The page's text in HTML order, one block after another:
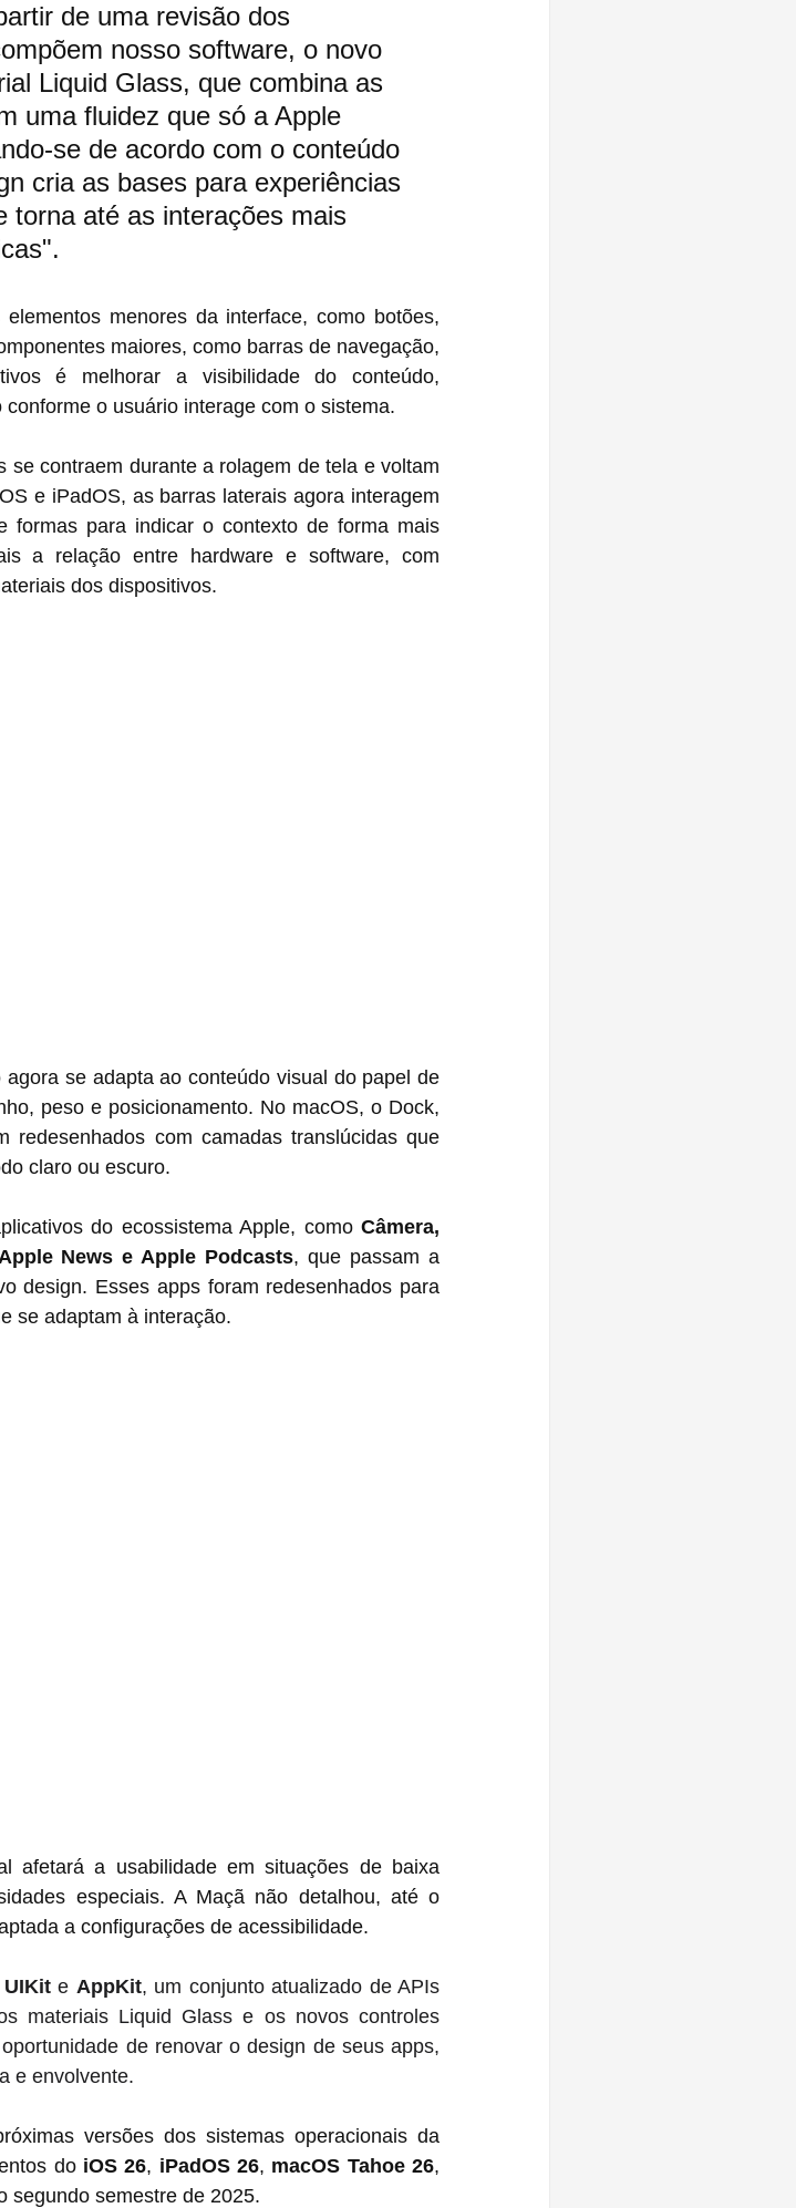
de uma revisão dos
nosso software, o novo
Liquid Glass, que combina as
uma fluidez que só a Apple
se de acordo com o conteúdo
cria as bases para experiências
torna até as interações mais
menores da interface, como botões,
maiores, como barras de navegação,
é melhorar a visibilidade do conteúdo,
o usuário interage com o sistema.
contraem durante a rolagem de tela e voltam
e iPadOS, as barras laterais agora interagem
formas para indicar o contexto de forma mais
a relação entre hardware e software, com
dos dispositivos.
se adapta ao conteúdo visual do papel de
peso e posicionamento. No macOS, o Dock,
com camadas translúcidas que
claro ou escuro.
do ecossistema Apple, como Câmera,
News e Apple Podcasts, que passam a
design. Esses apps foram redesenhados para
se adaptam à interação.
afetará a usabilidade em situações de baixa
especiais. A Maçã não detalhou, até o
a configurações de acessibilidade.
UIKit e AppKit, um conjunto atualizado de APIs
materiais Liquid Glass e os novos controles
de renovar o design de seus apps,
e envolvente.
versões dos sistemas operacionais da
do iOS 26, iPadOS 26, macOS Tahoe 26
segundo semestre de 2025.